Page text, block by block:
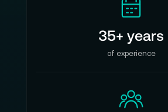
35+ years
of experience